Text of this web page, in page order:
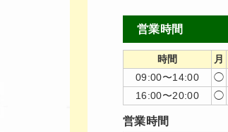
営業時間
時間 月
09:00〜14:00
◯
16:00〜20:00
◯
営業時間